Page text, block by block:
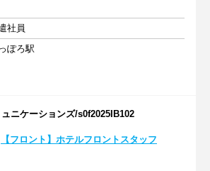
社員
ぽろ駅
ニケーションズ/s0f2025IB102
【フロント】ホテルフロントスタッフ